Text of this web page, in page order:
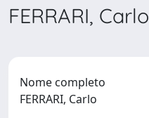
FERRARI, Carlo
Nome completo
FERRARI, Carlo